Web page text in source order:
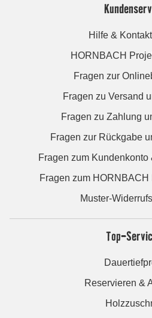
Hilfe &
HORNBACH
Fragen zur
Fragen zu Versand
Fragen zu Zahlung
Fragen zur Rückgabe
Fragen zum Kundenkonto
Fragen zum HORNBACH
Muster-
Top-
Reservieren &